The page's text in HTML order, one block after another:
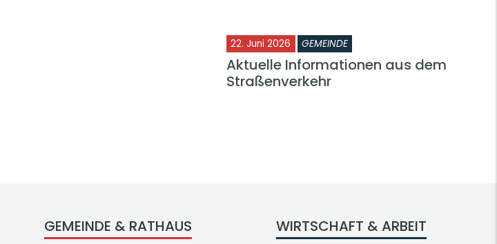
22. Juni 2026 GEMEINDE
Aktuelle Informationen aus dem
Straßenverkehr
GEMEINDE & RATHAUS WIRTSCHAFT & ARBEIT